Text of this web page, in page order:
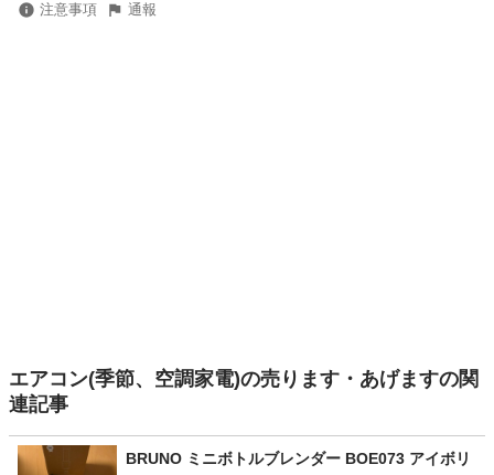
注意事項 通報
エアコン(季節、空調家電)の売ります・あげますの関
連記事
BRUNO ミニボトルブレンダー BOE073 アイボリ